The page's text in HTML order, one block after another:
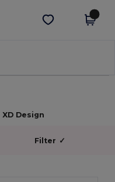
Hämta app
XD Design
Filter ✓